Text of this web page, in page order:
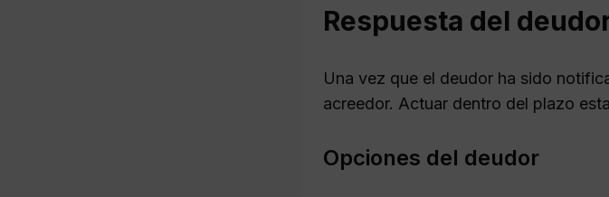
Respuesta del
Una vez que el deudor ha sido
acreedor. Actuar dentro del plazo
Opciones del deudor